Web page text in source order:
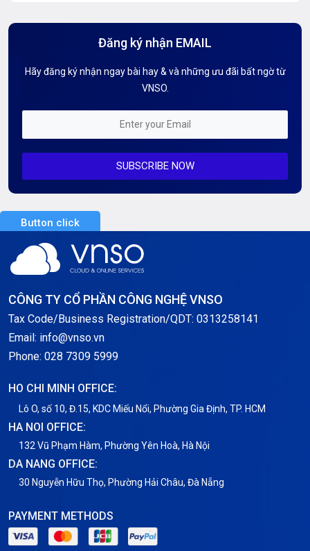
Hướng dẫn Tên miền
Kiến thức AI
Mỗi tuần 01 Server
Server Dedicated (Máy chủ riêng)
Server GPU
Server Windows
Notification
Thông tin chung
Tin tức
VNPT
Đăng ký nhận EMAIL
Hãy đăng ký nhận ngay bài hay & và những ưu đãi bất ngờ từ
VNSO.
SUBSCRIBE NOW
Button click
CÔNG TY CỔ PHẦN CÔNG NGHỆ VNSO
Tax Code/Business Registration/QDT: 0313258141
Email: info@vnso.vn
Phone: 028 7309 5999
HO CHI MINH OFFICE:
Lô O, số 10, Đ.15, KDC Miếu Nổi, Phường Gia Định, TP. HCM
HA NOI OFFICE:
132 Vũ Phạm Hàm, Phường Yên Hoà, Hà Nội
DA NANG OFFICE:
30 Nguyễn Hữu Thọ, Phường Hải Châu, Đà Nẵng
PAYMENT METHODS